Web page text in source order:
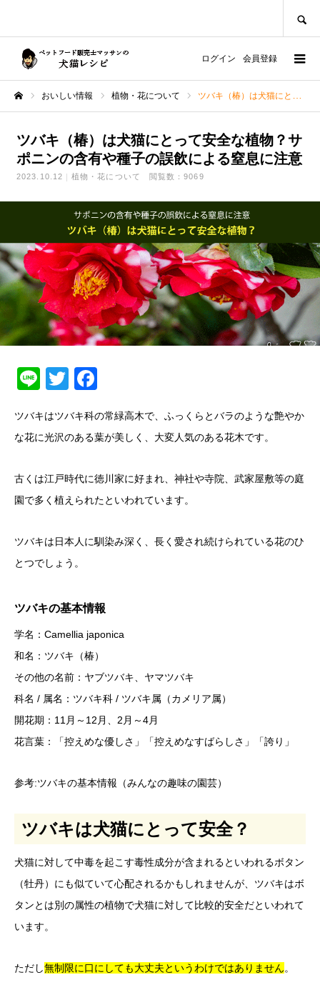
ログイン 会員登録
おいしい情報 植物・花について ツバキ（椿）は犬猫にとって安全な植物？サポニンの含有や種子の誤飲による窒息に注意
ツバキ（椿）は犬猫にとって安全な植物？サ
ポニンの含有や種子の誤飲による窒息に注意
2023.10.12 植物・花について 閲覧数：9069
LineTwitter
ツバキはツバキ科の常緑高木で、ふっくらとバラのような艶やか
な花に光沢のある葉が美しく、大変人気のある花木です。
古くは江戸時代に徳川家に好まれ、神社や寺院、武家屋敷等の庭
園で多く植えられたといわれています。
ツバキは日本人に馴染み深く、長く愛され続けられている花のひ
とつでしょう。
ツバキの基本情報
学名：Camellia japonica
和名：ツバキ（椿）
その他の名前：ヤブツバキ、ヤマツバキ
科名 / 属名：ツバキ科 / ツバキ属（カメリア属）
開花期：11月～12月、2月～4月
花言葉：「控えめな優しさ」「控えめなすばらしさ」「誇り」
参考:ツバキの基本情報（みんなの趣味の園芸）
ツバキは犬猫にとって安全？
犬猫に対して中毒を起こす毒性成分が含まれるといわれるボタン
（牡丹）にも似ていて心配されるかもしれませんが、ツバキはボ
タンとは別の属性の植物で犬猫に対して比較的安全だといわれて
います。
ただし無制限に口にしても大丈夫というわけではありません。